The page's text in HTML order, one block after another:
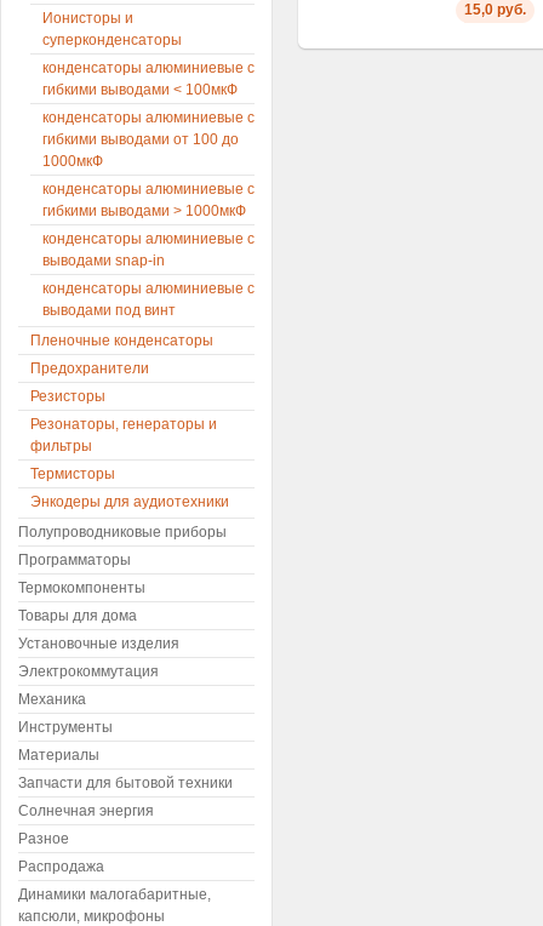
15,0 руб.
Ионисторы и
суперконденсаторы
конденсаторы алюминиевые с
гибкими выводами < 100мкФ
конденсаторы алюминиевые с
гибкими выводами от 100 до
1000мкФ
конденсаторы алюминиевые с
гибкими выводами > 1000мкФ
конденсаторы алюминиевые с
выводами snap-in
конденсаторы алюминиевые с
выводами под винт
Пленочные конденсаторы
Предохранители
Резисторы
Резонаторы, генераторы и
фильтры
Термисторы
Энкодеры для аудиотехники
Полупроводниковые приборы
Программаторы
Термокомпоненты
Товары для дома
Установочные изделия
Электрокоммутация
Механика
Инструменты
Материалы
Запчасти для бытовой техники
Солнечная энергия
Разное
Распродажа
Динамики малогабаритные,
капсюли, микрофоны